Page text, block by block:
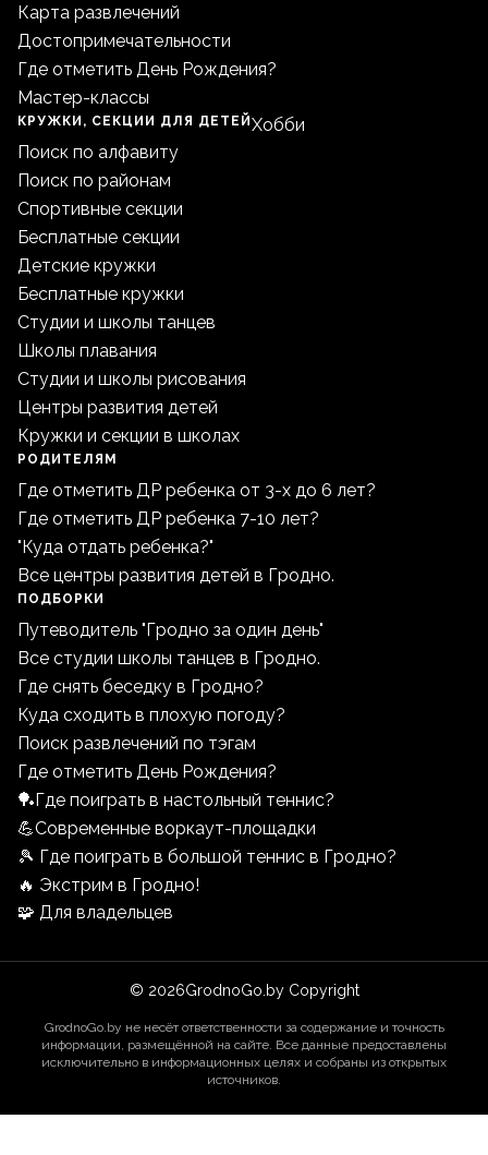
Карта развлечений
Достопримечательности
Где отметить День Рождения?
Мастер-классы
КРУЖКИ, СЕКЦИИ ДЛЯ ДЕТЕЙ
Поиск по алфавиту
Поиск по районам
Спортивные секции
Бесплатные секции
Детские кружки
Бесплатные кружки
Студии и школы танцев
Школы плавания
Студии и школы рисования
Центры развития детей
Кружки и секции в школах
Хобби
РОДИТЕЛЯМ
Где отметить ДР ребенка от 3-х до 6 лет?
Где отметить ДР ребенка 7-10 лет?
"Куда отдать ребенка?"
Все центры развития детей в Гродно.
ПОДБОРКИ
Путеводитель "Гродно за один день"
Все студии школы танцев в Гродно.
Где снять беседку в Гродно?
Куда сходить в плохую погоду?
Поиск развлечений по тэгам
Где отметить День Рождения?
🏓Где поиграть в настольный теннис?
💪Современные воркаут-площадки
🎾 Где поиграть в большой теннис в Гродно?
🔥 Экстрим в Гродно!
🧩 Для владельцев
© 2026GrodnoGo.by Copyright
GrodnoGo.by не несёт ответственности за содержание и точность
информации, размещённой на сайте. Все данные предоставлены
исключительно в информационных целях и собраны из открытых
источников.